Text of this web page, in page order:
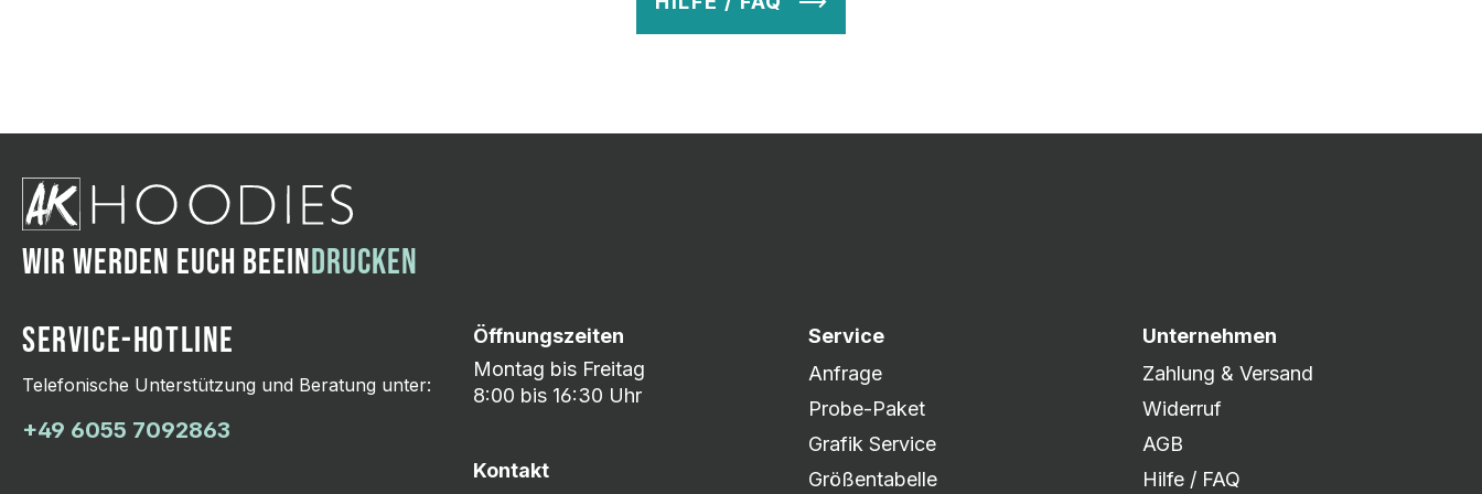
Wir ändern das Motiv so lange ab, bis Ihr zu 100% zufrieden seid. Danach wird es zum Druck freigegeben und die
WIR WERDEN EUCH BEEINDRUCKEN
SERVICE-HOTLINE
Telefonische Unterstützung und Beratung unter:
+49 6055 7092863
Öffnungszeiten
Montag bis Freitag
8:00 bis 16:30 Uhr
Kontakt
Service
Anfrage
Probe-Paket
Grafik Service
Größentabelle
Unternehmen
Zahlung & Versand
Widerruf
AGB
Hilfe / FAQ